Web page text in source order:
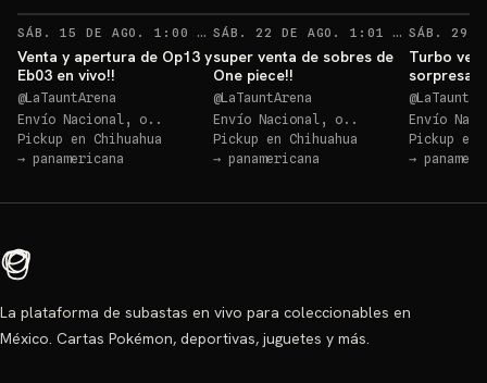
SÁB. 15 DE AGO. 1:00 AM · 33RECORDATORIOS
Venta y apertura de Op13 y
Eb03 en vivo!!
@LaTauntArena
Envío Nacional, o..
Pickup en Chihuahua
→ panamericana
SÁB. 22 DE AGO. 1:01 AM · 32
super venta de sobres de
One piece!!
@LaTauntArena
Envío Nacional, o..
Pickup en Chihuahua
→ panamericana
Turbo
sorpresa
@
Envío
Pickup en
→
La plataforma de subastas en vivo para coleccionables en
México. Cartas Pokémon, deportivas, juguetes y más.